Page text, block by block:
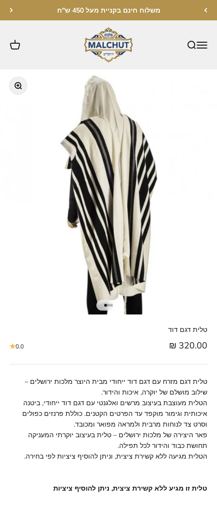
משלוח חינם בקניית מעל 450 ש"ח
מלכות ירושלים
תקריב
טלית דגם דוד
מחיר מבצע
320.00 ₪
0.0
טלית דגם מזרח עם דגם דוד ייחודי מבית היוצר מלכות ירושלים –
שילוב מושלם של יוקרה, איכות והידור.
הטלית מעוצבת בעיצוב מרשים ואלגנטי עם דגם דוד ייחודי, ביטנה
איכותית וגימור מוקפד עד הפרטים הקטנים. כוללת פרנזים כפולים
וסרט צד לנוחות מרבית ולמראה מפואר ומכובד.
פאר היצירה של מלכות ירושלים – טלית בעיצוב יוקרתי המעניקה
תחושת כבוד והידור לכל תפילה.
הטלית מגיעה ללא קשירת ציצית, וניתן להוסיף ציציות לפי בחירה.
טלית זו מגיע ללא קשירת ציצית, ניתן להוסיף ציציות